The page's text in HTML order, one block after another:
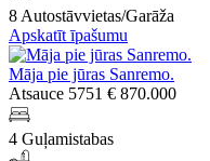
8 Autostāvvietas/Garāža
Apskatīt īpašumu
Māja pie jūras Sanremo.
Atsauce 5751 € 870.000
4 Guļamistabas